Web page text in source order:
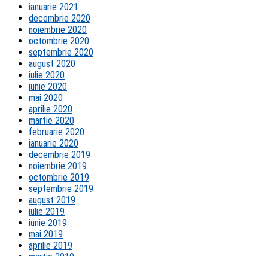
ianuarie 2021
decembrie 2020
noiembrie 2020
octombrie 2020
septembrie 2020
august 2020
iulie 2020
iunie 2020
mai 2020
aprilie 2020
martie 2020
februarie 2020
ianuarie 2020
decembrie 2019
noiembrie 2019
octombrie 2019
septembrie 2019
august 2019
iulie 2019
iunie 2019
mai 2019
aprilie 2019